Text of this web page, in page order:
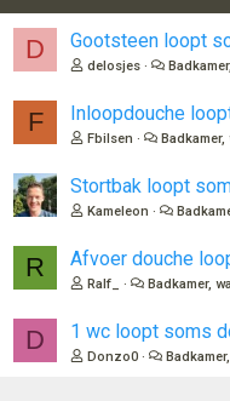
D Gootsteen loopt
delosjes
F Inloopdouche
Fbilsen
Stortbak loopt
Kameleon
R Afvoer douche
Ralf_ Badkamer,
D 1 wc loopt soms
Donzo0